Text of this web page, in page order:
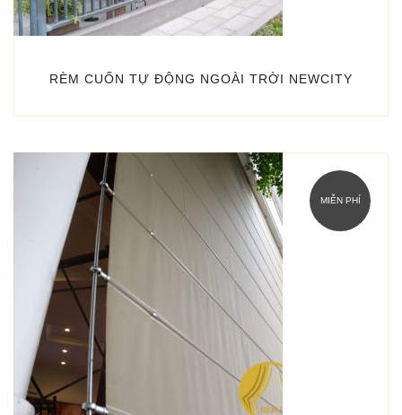
RÈM CUỐN TỰ ĐỘNG NGOÀI TRỜI NEWCITY
MIỄN PHÍ